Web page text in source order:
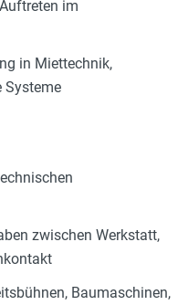
im
in Miettechnik,
Systeme
zwischen Werkstatt,
Baumaschinen,